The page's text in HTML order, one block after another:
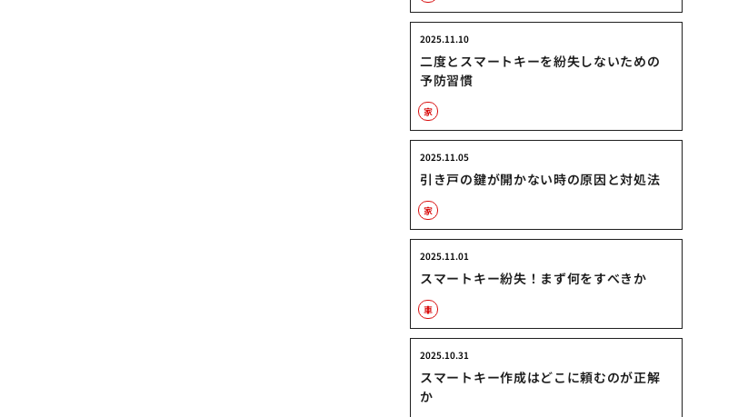
二度とスマートキーを紛失しないための
予防習慣
2025.11.10
家
引き戸の鍵が開かない時の原因と対処法
2025.11.05
家
スマートキー紛失！まず何をすべきか
2025.11.01
車
スマートキー作成はどこに頼むのが正解
か
2025.10.31